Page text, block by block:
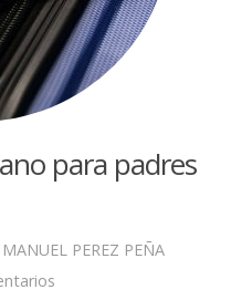
para padres
MANUEL PEREZ PEÑA